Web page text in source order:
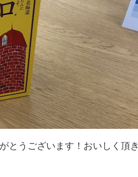
とうございます！おいしく頂き